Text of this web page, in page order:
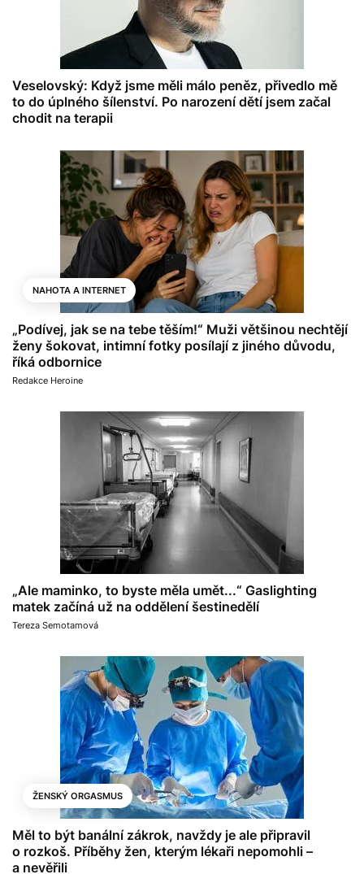
Veselovský: Když jsme měli málo peněz, přivedlo mě
to do úplného šílenství. Po narození dětí jsem začal
chodit na terapii
NAHOTA A INTERNET
„Podívej, jak se na tebe těším!“ Muži většinou nechtějí
ženy šokovat, intimní fotky posílají z jiného důvodu,
říká odbornice
Redakce Heroine
„Ale maminko, to byste měla umět...“ Gaslighting
matek začíná už na oddělení šestinedělí
Tereza Semotamová
ŽENSKÝ ORGASMUS
Měl to být banální zákrok, navždy je ale připravil
o rozkoš. Příběhy žen, kterým lékaři nepomohli –
a nevěřili